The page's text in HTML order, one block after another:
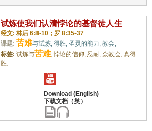
试炼使我们认清悖论的基督徒人生
经文: 林后 6:8-10；罗 8:35-37
课题: 苦难与试炼, 得胜, 圣灵的能力, 教会,
标签: 试炼与苦难,悖论的信仰, 忍耐, 众教会, 真得
胜,